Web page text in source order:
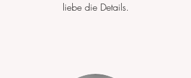
liebe die Details.